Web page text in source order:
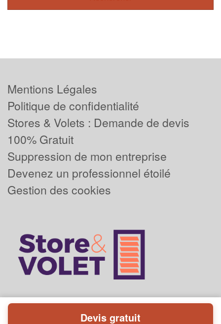
Mentions Légales
Politique de confidentialité
Stores & Volets : Demande de devis
100% Gratuit
Suppression de mon entreprise
Devenez un professionnel étoilé
Gestion des cookies
Devis gratuit